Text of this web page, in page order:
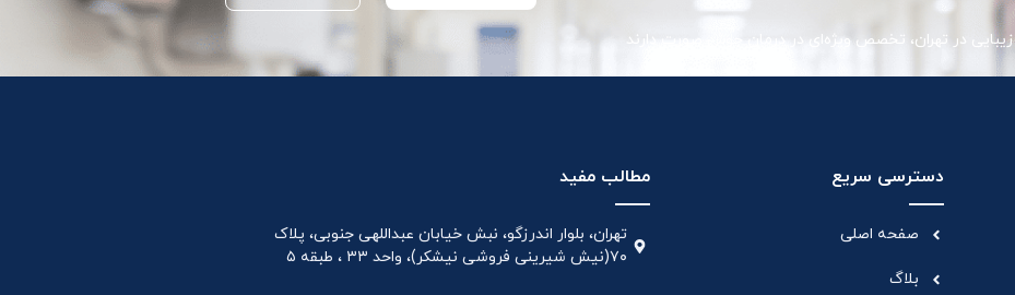
در تهران، تخصص ویژه‌ای در درمان جوش صورت دارند
دسترسی سریع
صفحه اصلی
بلاگ
مطالب مفید
تهران، بلوار اندرزگو، نبش خیابان عبداللهی جنوبی، پلاک
۷۰(نیش شیرینی فروشی نیشکر)، واحد ۳۳ ، طبقه ۵